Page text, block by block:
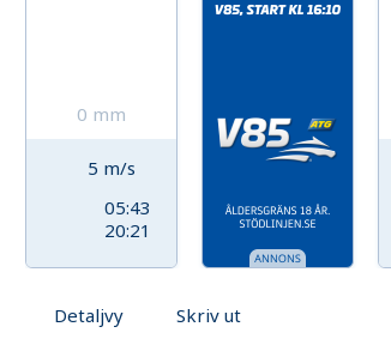
0 mm
5 m/s
05:43
20:21
Detaljvy Skriv ut